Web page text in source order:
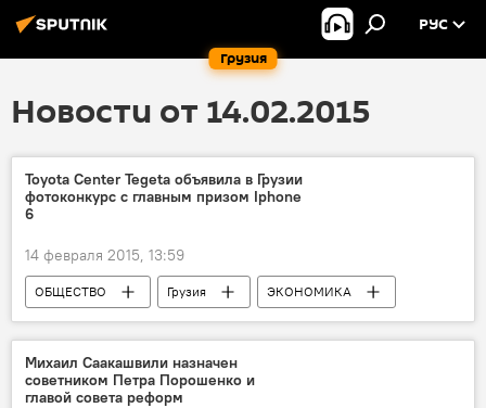
Грузия
РУС
Новости от 14.02.2015
Toyota Center Tegeta объявила в Грузии
фотоконкурс с главным призом Iphone
6
14 февраля 2015, 13:59
ОБЩЕСТВО Грузия
ЭКОНОМИКА
НОВОСТИ
Михаил Саакашвили назначен
советником Петра Порошенко и
главой совета реформ